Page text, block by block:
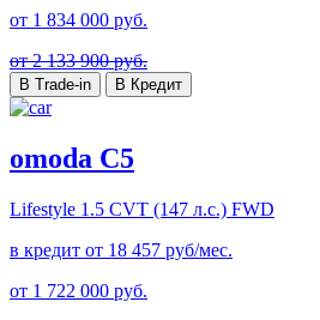
от 1 834 000 руб.
от 2 133 900 руб.
В Trade-in В Кредит
omoda C5
Lifestyle 1.5 CVT (147 л.с.) FWD
в кредит от 18 457 руб/мес.
от 1 722 000 руб.